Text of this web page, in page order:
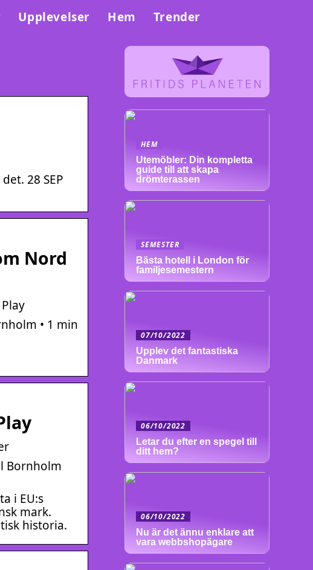
Upplevelser Hem Trender
28 SEP
Nord
• 1 min
Bornholm
i EU:s
mark.
historia.
HEM
Utemöbler: Din kompletta
guide till att skapa
drömterassen
SEMESTER
Bästa hotell i London för
familjesemestern
07/10/2022
Upplev det fantastiska
Danmark
06/10/2022
Letar du efter en spegel till
ditt hem?
06/10/2022
Nu är det ännu enklare att
vara webbshopägare